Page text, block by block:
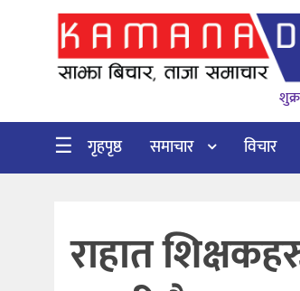
गृहपृष्ठ
विचार
कुटनिती
☰ गृहपृष्ठ समाचार विचार
राहात